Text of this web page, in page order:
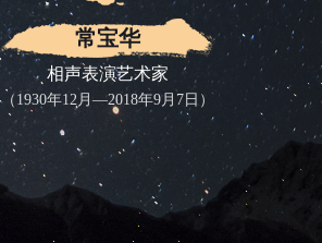
常宝华
相声表演艺术家
（1930年12月—2018年9月7日）